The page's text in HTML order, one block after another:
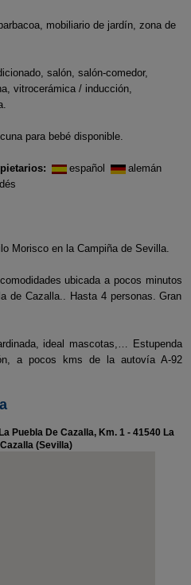
mobiliario de jardín, zona de
salón, salón-comedor,
vitrocerámica / inducción,
para bebé disponible.
español
alemán
Morisco en la Campiña de Sevilla.
ubicada a pocos minutos
de Cazalla.. Hasta 4 personas. Gran
ideal mascotas,… Estupenda
a pocos kms de la autovía A-92
Puebla De Cazalla, Km. 1 - 41540 La
(Sevilla)